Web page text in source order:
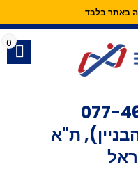
באתר בלבד
077-
0